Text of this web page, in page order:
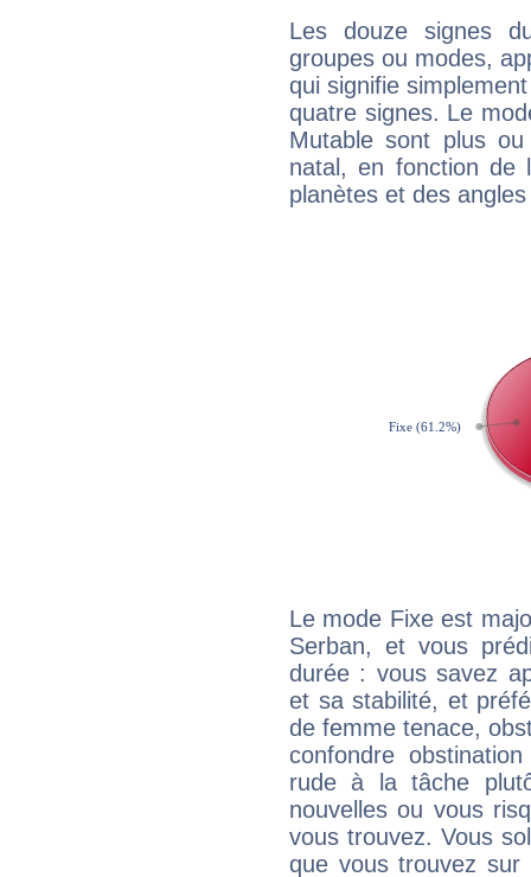
Les douze signes
groupes ou modes,
qui signifie
quatre signes. Le
Mutable sont plus
natal, en fonction de
planètes et des
Le mode Fixe est
Serban, et vous
durée : vous savez
et sa stabilité, et
de femme tenace,
confondre
rude à la tâche
nouvelles ou vous
vous trouvez. Vous
que vous trouvez